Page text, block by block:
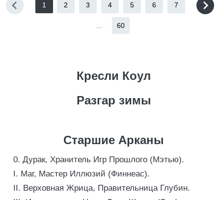
1 2 3 4 5 6 7
60
Кресли Коул
Разгар зимы
Старшие Арканы
0. Дурак, Хранитель Игр Прошлого (Мэтью).
I. Маг, Мастер Иллюзий (Финнеас).
II. Верховная Жрица, Правительница Глубин.